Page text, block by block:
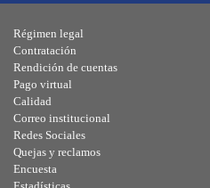
Régimen legal
Contratación
Rendición de cuentas
Pago virtual
Calidad
Correo institucional
Redes Sociales
Quejas y reclamos
Encuesta